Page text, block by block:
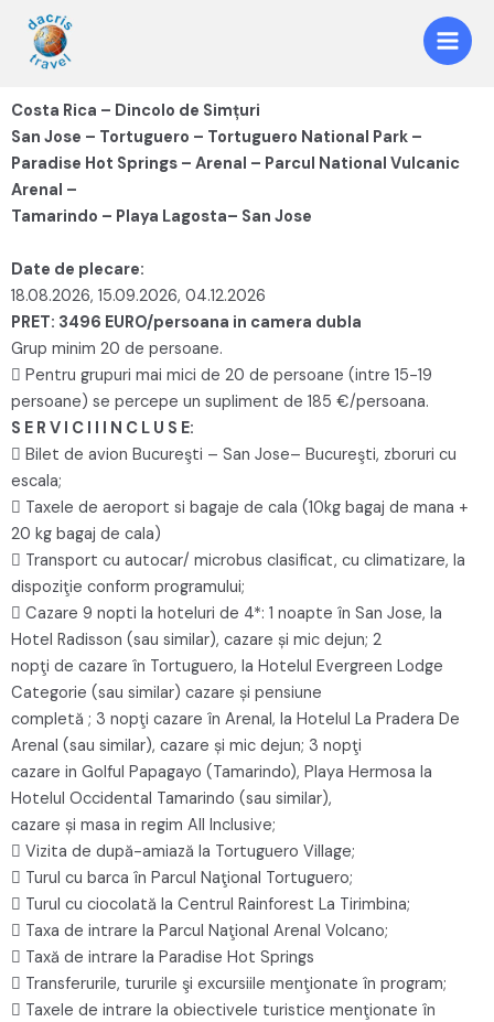
Costa Rica – Dincolo de Simțuri
San Jose – Tortuguero – Tortuguero National Park –
Paradise Hot Springs – Arenal – Parcul National Vulcanic
Arenal –
Tamarindo – Playa Lagosta– San Jose
Date de plecare:
18.08.2026, 15.09.2026, 04.12.2026
PRET: 3496 EURO/persoana in camera dubla
Grup minim 20 de persoane.
 Pentru grupuri mai mici de 20 de persoane (intre 15-19
persoane) se percepe un supliment de 185 €/persoana.
S E R V I C I I I N C L U S E:
 Bilet de avion Bucureşti – San Jose– Bucureşti, zboruri cu
escala;
 Taxele de aeroport si bagaje de cala (10kg bagaj de mana +
20 kg bagaj de cala)
 Transport cu autocar/ microbus clasificat, cu climatizare, la
dispoziţie conform programului;
 Cazare 9 nopti la hoteluri de 4*: 1 noapte în San Jose, la
Hotel Radisson (sau similar), cazare și mic dejun; 2
nopţi de cazare în Tortuguero, la Hotelul Evergreen Lodge
Categorie (sau similar) cazare și pensiune
completă ; 3 nopţi cazare în Arenal, la Hotelul La Pradera De
Arenal (sau similar), cazare și mic dejun; 3 nopţi
cazare in Golful Papagayo (Tamarindo), Playa Hermosa la
Hotelul Occidental Tamarindo (sau similar),
cazare și masa in regim All Inclusive;
 Vizita de după-amiază la Tortuguero Village;
 Turul cu barca în Parcul Naţional Tortuguero;
 Turul cu ciocolată la Centrul Rainforest La Tirimbina;
 Taxa de intrare la Parcul Naţional Arenal Volcano;
 Taxă de intrare la Paradise Hot Springs
 Transferurile, tururile şi excursiile menţionate în program;
 Taxele de intrare la obiectivele turistice menţionate în